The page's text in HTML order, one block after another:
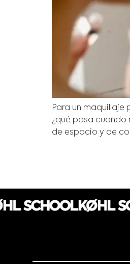
Para un
¿qué pasa
de espacio y de